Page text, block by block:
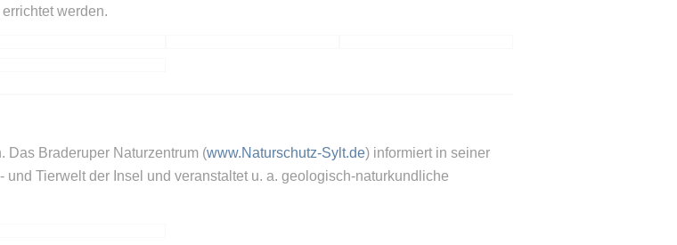
werden.
Das Braderuper Naturzentrum (www.Naturschutz-Sylt.de) informiert in seiner
Tierwelt der Insel und veranstaltet u. a. geologisch-naturkundliche